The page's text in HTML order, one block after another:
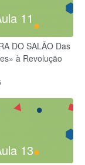
11
DO SALÃO Das
à Revolução
13